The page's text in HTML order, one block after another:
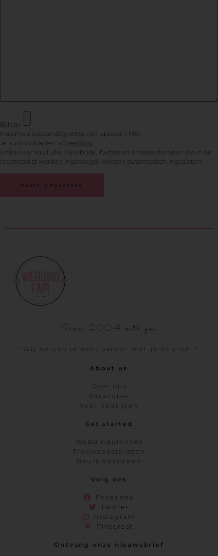
Bijlage
Maximale bestandsgrootte van upload: 1 MB.
Je kunt uploaden: afbeelding.
Links naar YouTube, Facebook, Twitter en andere diensten die in de
reactietekst worden ingevoegd, worden automatisch ingesloten.
Since 2004 with you
"Wij helpen je echt verder met je bruiloft."
About us
Over ons
Vacatures
Voor bedrijven
Get started
Weddingplanner
Trouwspecialisten
Beurs bezoeken
Volg ons
Facebook
Twitter
Instagram
Pinterest
Ontvang onze nieuwsbrief